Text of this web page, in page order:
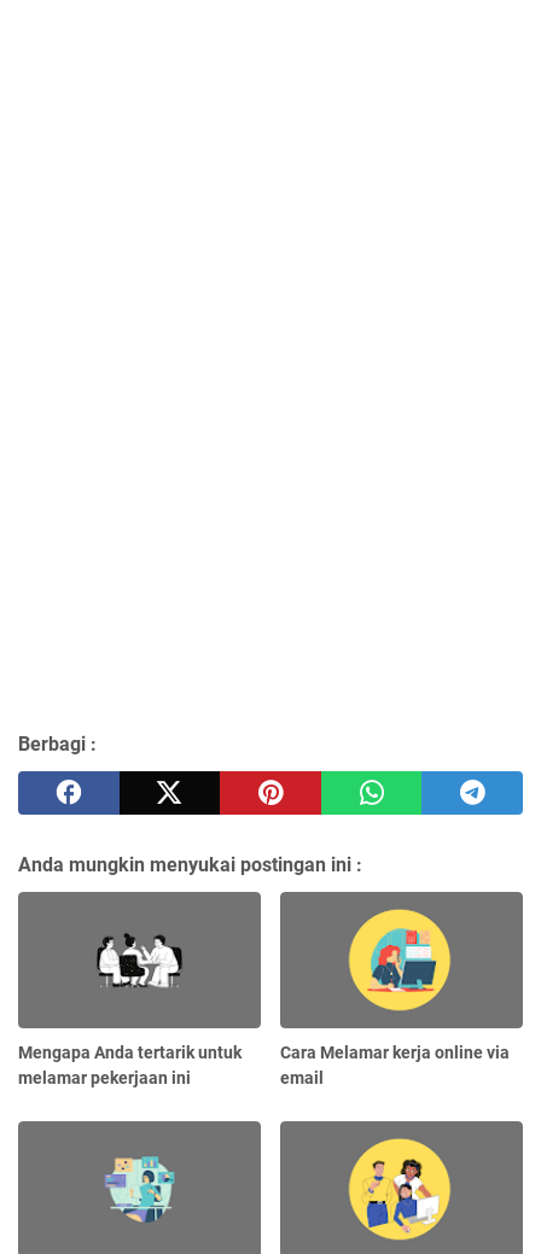
Berbagi :
Anda mungkin menyukai postingan ini :
Mengapa Anda tertarik untuk
melamar pekerjaan ini
Cara Melamar kerja online via
email